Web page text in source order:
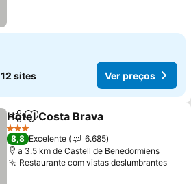
12 sites Ver preços
PartilharAdicionar aos favoritos
Hotel Costa Brava
3 Estrelas
8,8 Excelente
6.685
a 3.5 km de Castell de Benedormiens
Restaurante com vistas deslumbrantes